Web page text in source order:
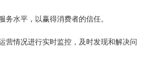
务水平，以赢得消费者的信任。
营情况进行实时监控，及时发现和解决问